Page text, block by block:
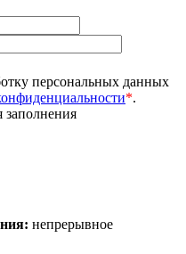
персональных данных
*.
заполнения
непрерывное